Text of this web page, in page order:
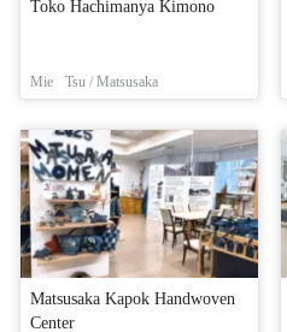
Toko Hachimanya Kimono
Mie Tsu / Matsusaka
Matsusaka Kapok Handwoven
Center